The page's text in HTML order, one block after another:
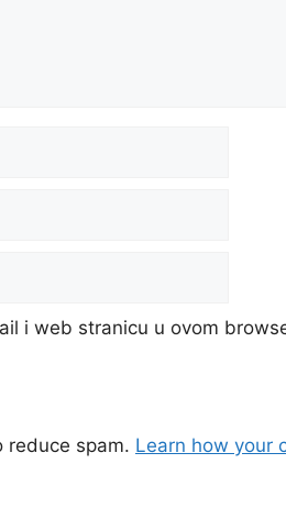
i web stranicu u ovom
reduce spam. Learn how your